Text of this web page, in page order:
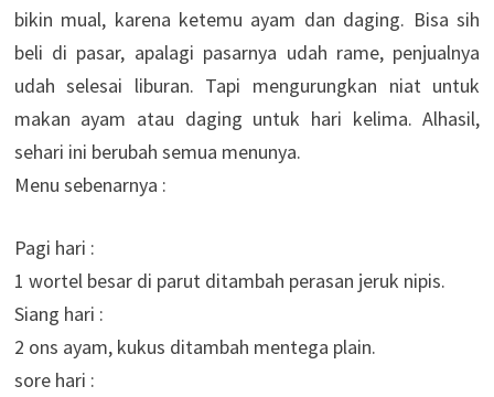
bikin mual, karena ketemu ayam dan daging. Bisa sih
beli di pasar, apalagi pasarnya udah rame, penjualnya
udah selesai liburan. Tapi mengurungkan niat untuk
makan ayam atau daging untuk hari kelima. Alhasil,
sehari ini berubah semua menunya.
Menu sebenarnya :
Pagi hari :
1 wortel besar di parut ditambah perasan jeruk nipis.
Siang hari :
2 ons ayam, kukus ditambah mentega plain.
sore hari :